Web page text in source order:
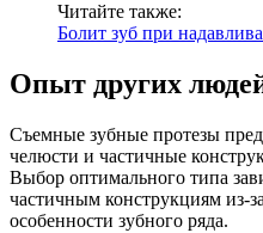
Читайте также:
Болит зуб при
Опыт других
Съемные зубные протезы
челюсти и частичные
Выбор оптимального типа
частичным конструкциям из-
особенности зубного ряда.